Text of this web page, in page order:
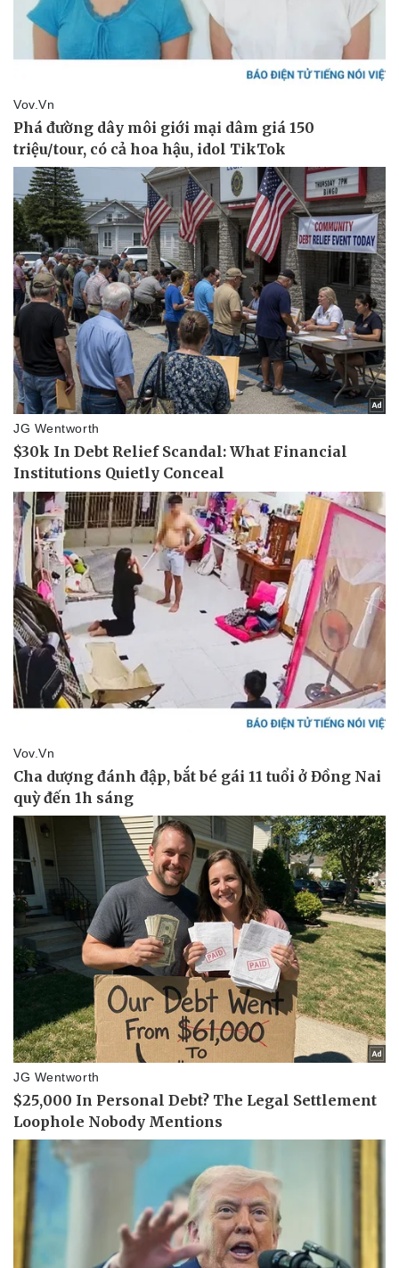
Pháp luật
Vụ án
Tin nóng
Tư vấn luật
Quân sự - Quốc phòng
Vũ khí
Việt Nam
Phân tích
Thể thao
Bóng đá
Lịch thi đấu bóng đá
Thế giới thể thao
eSports
Hậu trường
Ô tô
Tư vấn